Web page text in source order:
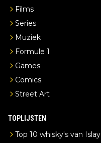
Films
Series
Muziek
Formule 1
Games
Comics
Street Art
TOPLIJSTEN
Top 10 whisky's van Islay